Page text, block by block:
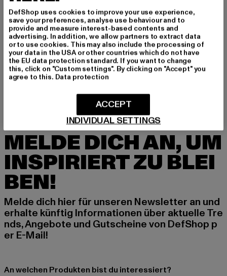
SIXTH JUNE
Chinese Zodiac Signs
25,85 EUR
Derzeitiger Preis: 25,85 EUR
54,99 EURAktionspreis: 54,99 EUR
SIXTH JUNE
Skai
30,10 EUR
Derzeitiger Preis: 30,10 EUR
69,99 EURAktionspreis:
MELDE DICH AN, UM
INSPIRIERT ZU BLEI
BEN!
Melde dich hier für unseren Newsletter an und
erhalte künftig Informationen über aktuelle Tre
nds, Angebote und Gutscheine von DefShop p
er E-Mail!
An welchen Produkten bist du interessiert?
DefShop uses cookies to improve your use experience,
save your preferences, analyse use behaviour and to
provide and measure interest-based contents and
advertising. In addition, we allow partners to extract data
or to use cookies. This may also include the processing of
your data in the USA or other countries which do not have
the EU data protection standard. If you want to change
this, click on "Custom settings". By clicking on "Accept" you
agree to this. Data protection
INDIVIDUAL SETTINGS
ACCEPT